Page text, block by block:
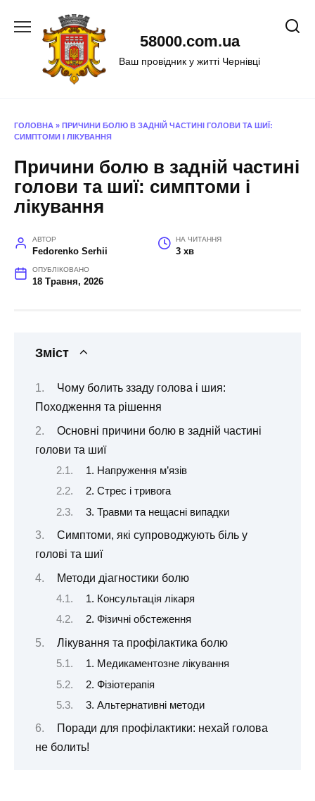
58000.com.ua
Ваш провідник у житті Чернівці
ГОЛОВНА » ПРИЧИНИ БОЛЮ В ЗАДНІЙ ЧАСТИНІ ГОЛОВИ ТА ШИЇ:
СИМПТОМИ І ЛІКУВАННЯ
Причини болю в задній частині
голови та шиї: симптоми і
лікування
АВТОР
Fedorenko Serhii
НА ЧИТАННЯ
3 хв
ОПУБЛІКОВАНО
18 Травня, 2026
Зміст
Чому болить ззаду голова і шия:
Походження та рішення
Основні причини болю в задній частині
голови та шиї
1. Напруження м’язів
2. Стрес і тривога
3. Травми та нещасні випадки
Симптоми, які супроводжують біль у
голові та шиї
Методи діагностики болю
1. Консультація лікаря
2. Фізичні обстеження
Лікування та профілактика болю
1. Медикаментозне лікування
2. Фізіотерапія
3. Альтернативні методи
Поради для профілактики: нехай голова
не болить!